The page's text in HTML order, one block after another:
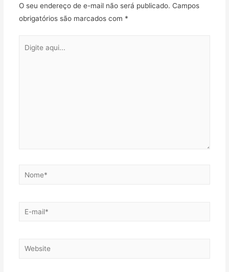
O seu endereço de e-mail não será publicado. Campos
obrigatórios são marcados com *